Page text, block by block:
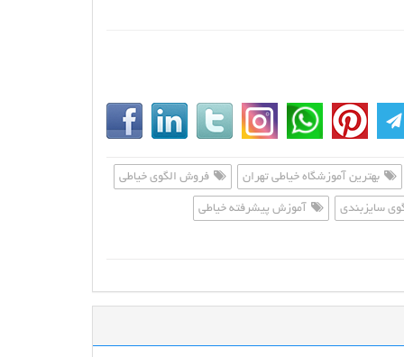
بهترین آموزشگاه خیاطی تهران فروش الگوی خیاطی
سایزبندی آموزش پیشرفته خیاطی